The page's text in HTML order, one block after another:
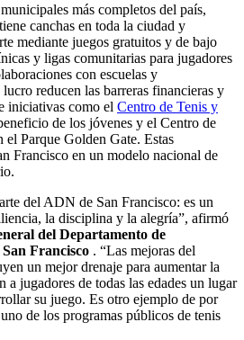
más completos del país,
canchas en toda la ciudad y
mediante juegos gratuitos y de bajo
y ligas comunitarias para jugadores
con escuelas y
reducen las barreras financieras y
iniciativas como el Centro de Tenis y
de los jóvenes y el Centro de
Parque Golden Gate. Estas
Francisco en un modelo nacional de
del ADN de San Francisco: es un
la disciplina y la alegría”, afirmó
del Departamento de
Francisco . “Las mejoras del
un mejor drenaje para aumentar la
a jugadores de todas las edades un lugar
su juego. Es otro ejemplo de por
de los programas públicos de tenis